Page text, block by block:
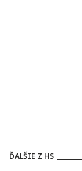
ĎALŠIE Z HS